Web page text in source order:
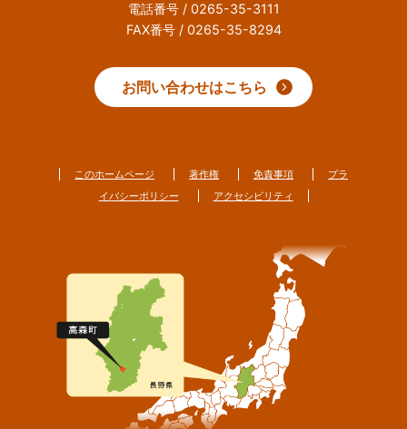
電話番号 / 0265-35-3111
FAX番号 / 0265-35-8294
お問い合わせはこちら
このホームページ 著作権 免責事項
プラ
イバシーポリシー
アクセシビリティ